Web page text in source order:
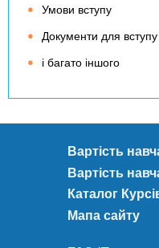
Умови вступу
Документи для вступу
і багато іншого
Вартість
Вартість
Каталог
Мапа сайту